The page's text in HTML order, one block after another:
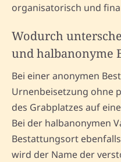
organisatorisch und
Wodurch
und halbanonyme
Bei einer anonymen
Urnenbeisetzung ohne
des Grabplatzes auf
Bei der halbanonymen
Bestattungsort
wird der Name der